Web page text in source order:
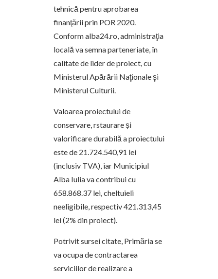
tehnică pentru aprobarea
finanţării prin POR 2020.
Conform alba24.ro, administraţia
locală va semna parteneriate, în
calitate de lider de proiect, cu
Ministerul Apărării Naţionale şi
Ministerul Culturii.
Valoarea proiectului de
conservare, rstaurare și
valorificare durabilă a proiectului
este de 21.724.540,91 lei
(inclusiv TVA), iar Municipiul
Alba Iulia va contribui cu
658.868.37 lei, cheltuieli
neeligibile, respectiv 421.313,45
lei (2% din proiect).
Potrivit sursei citate, Primăria se
va ocupa de contractarea
serviciilor de realizare a